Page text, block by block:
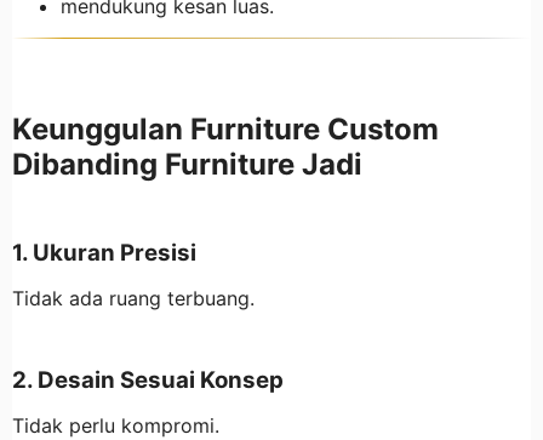
mendukung kesan luas.
Keunggulan Furniture Custom
Dibanding Furniture Jadi
1. Ukuran Presisi
Tidak ada ruang terbuang.
2. Desain Sesuai Konsep
Tidak perlu kompromi.